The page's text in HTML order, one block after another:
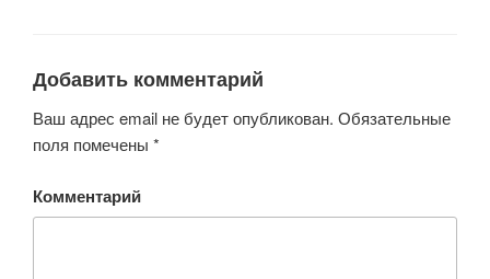
Добавить комментарий
Ваш адрес email не будет опубликован. Обязательные
поля помечены *
Комментарий